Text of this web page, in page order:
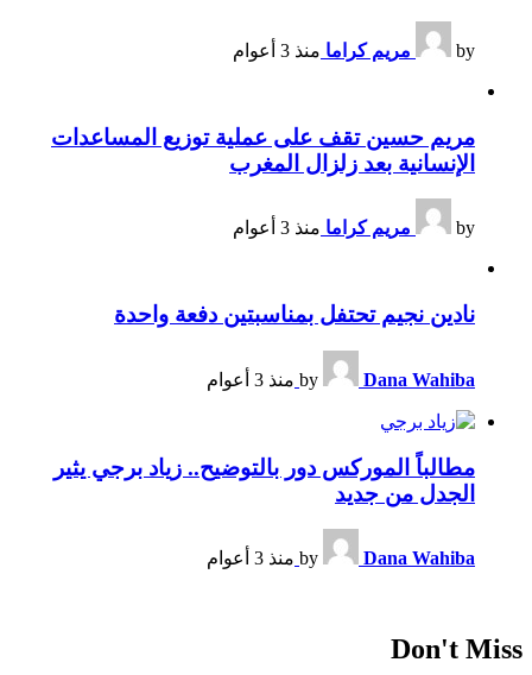
by مريم كراما منذ 3 أعوام
مريم حسين تقف على عملية توزيع المساعدات
الإنسانية بعد زلزال المغرب
by مريم كراما منذ 3 أعوام
نادين نجيم تحتفل بمناسبتين دفعة واحدة
by Dana Wahiba منذ 3 أعوام
مطالباً الموركس دور بالتوضيح.. زياد برجي يثير
الجدل من جديد
by Dana Wahiba منذ 3 أعوام
Don't Miss